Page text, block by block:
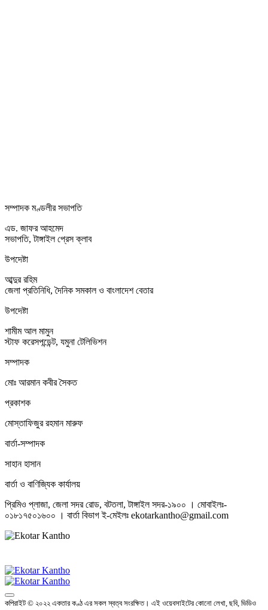
সম্পাদক মণ্ডলীর সভাপতি
এড. জাফর আহমেদ
সভাপতি, টাঙ্গাইল প্রেস ক্লাব
উপদেষ্টা
আব্দুর রহিম
জেলা প্রতিনিধি, দৈনিক সমকাল ও বাংলাদেশ বেতার
উপদেষ্টা
শামীম আল মামুন
স্টাফ করেসপন্ডেন্ট, যমুনা টেলিভিশন
সম্পাদক
মোঃ আরমান কবীর সৈকত
প্রকাশক
মোস্তাফিজুর রহমান মারুফ
বার্তা-সম্পাদক
সাহান হাসান
বার্তা ও বাণিজ্যিক কার্যালয়
প্রিমিও প্লাজা, জেলা সদর রোড, বটতলা, টাঙ্গাইল সদর-১৯০০ । মোবাইলঃ-
০১৮১৭৫০১৬০০ । বার্তা বিভাগ ই-মেইলঃ ekotarkantho@gmail.com
কপিরাইট © ২০২২ একতার কণ্ঠ এর সকল স্বত্ব সংরক্ষিত। এই ওয়েবসাইটের কোনো লেখা, ছবি, ভিডিও